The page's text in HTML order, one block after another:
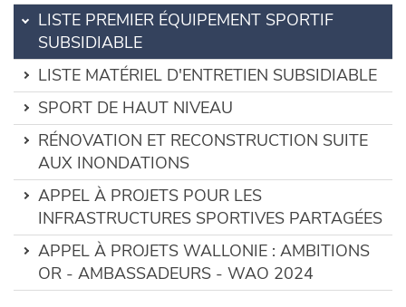
LISTE PREMIER ÉQUIPEMENT SPORTIF
SUBSIDIABLE
LISTE MATÉRIEL D'ENTRETIEN SUBSIDIABLE
SPORT DE HAUT NIVEAU
RÉNOVATION ET RECONSTRUCTION SUITE
AUX INONDATIONS
APPEL À PROJETS POUR LES
INFRASTRUCTURES SPORTIVES PARTAGÉES
APPEL À PROJETS WALLONIE : AMBITIONS
OR - AMBASSADEURS - WAO 2024